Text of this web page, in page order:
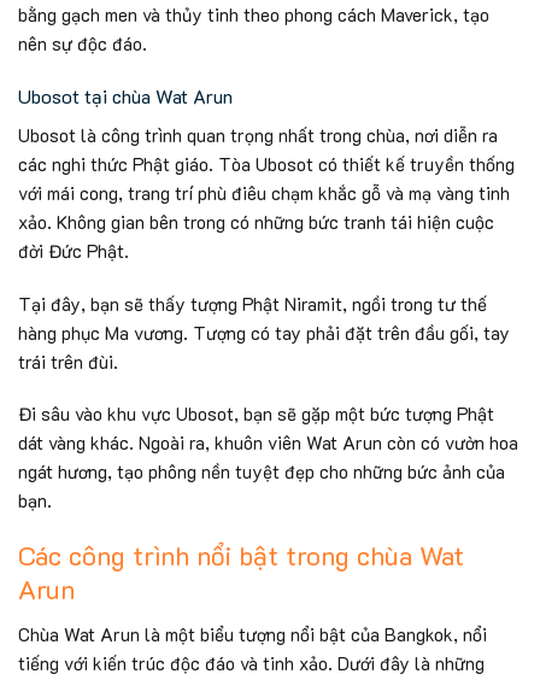
bằng gạch men và thủy tinh theo phong cách Maverick, tạo
nên sự độc đáo.
Ubosot tại chùa Wat Arun
Ubosot là công trình quan trọng nhất trong chùa, nơi diễn ra
các nghi thức Phật giáo. Tòa Ubosot có thiết kế truyền thống
với mái cong, trang trí phù điêu chạm khắc gỗ và mạ vàng tinh
xảo. Không gian bên trong có những bức tranh tái hiện cuộc
đời Đức Phật.
Tại đây, bạn sẽ thấy tượng Phật Niramit, ngồi trong tư thế
hàng phục Ma vương. Tượng có tay phải đặt trên đầu gối, tay
trái trên đùi.
Đi sâu vào khu vực Ubosot, bạn sẽ gặp một bức tượng Phật
dát vàng khác. Ngoài ra, khuôn viên Wat Arun còn có vườn hoa
ngát hương, tạo phông nền tuyệt đẹp cho những bức ảnh của
bạn.
Các công trình nổi bật trong chùa Wat
Arun
Chùa Wat Arun là một biểu tượng nổi bật của Bangkok, nổi
tiếng với kiến trúc độc đáo và tinh xảo. Dưới đây là những